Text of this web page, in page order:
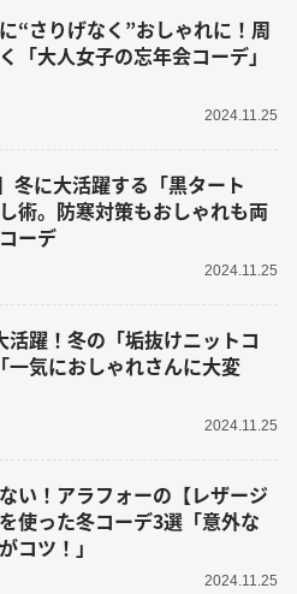
“さりげなく”おしゃれに！周
「大人女子の忘年会コーデ」
2024.11.25
冬に大活躍する「黒タート
術。防寒対策もおしゃれも両
ーデ
2024.11.25
活躍！冬の「垢抜けニットコ
一気におしゃれさんに大変
2024.11.25
い！アラフォーの【レザージ
使った冬コーデ3選「意外な
コツ！」
2024.11.25